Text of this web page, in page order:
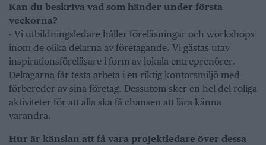
Kan du beskriva vad som händer under första
veckorna?
- Vi utbildningsledare håller föreläsningar och workshops
inom de olika delarna av företagande. Vi gästas utav
inspirationsföreläsare i form av lokala entreprenörer.
Deltagarna får testa arbeta i en riktig kontorsmiljö med
förbereder av sina företag. Dessutom sker en hel del roliga
aktiviteter för att alla ska få chansen att lära känna
varandra.
Hur är känslan att få vara projektledare över dessa